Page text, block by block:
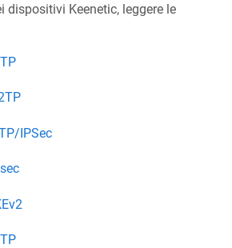
dispositivi Keenetic, leggere le
IPSec